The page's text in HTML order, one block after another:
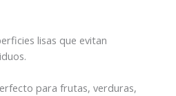
lisas que evitan
para frutas, verduras,